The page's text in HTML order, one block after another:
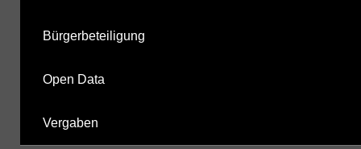
Bürgerbeteiligung
Open Data
Vergaben